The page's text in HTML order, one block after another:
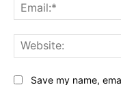
Save my name,